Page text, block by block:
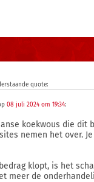
quote:
08 juli 2024 om 19:34:
koekwous die dit
nemen het over.
klopt, is het
meer de